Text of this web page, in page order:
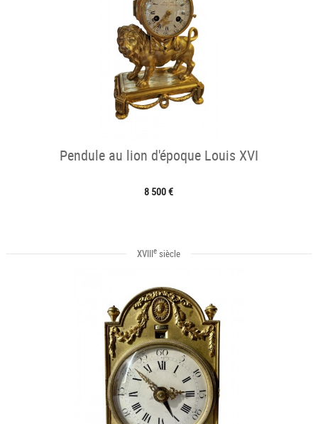
Pendule au lion d'époque Louis XVI
8 500 €
XVIIIe siècle